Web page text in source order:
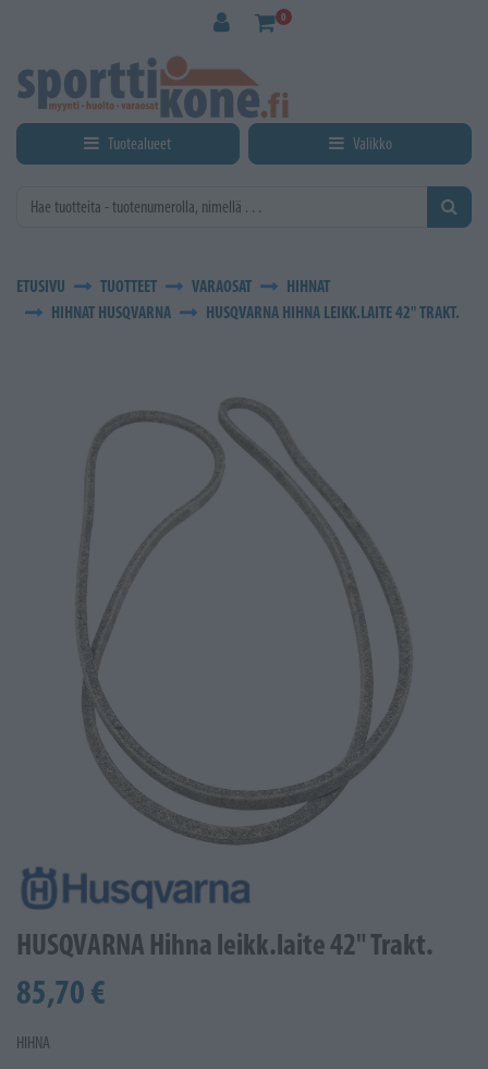
0
Tuotealueet Valikko
ETUSIVU TUOTTEET VARAOSAT
HIHNAT
HIHNAT HUSQVARNA
HUSQVARNA HIHNA LEIKK.LAITE 42" TRAKT.
HUSQVARNA Hihna leikk.laite 42" Trakt.
85,70 €
HIHNA